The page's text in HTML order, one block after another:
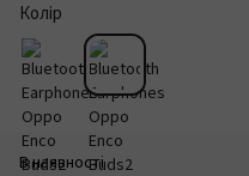
Колір
В наявності